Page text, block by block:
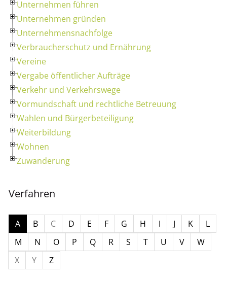
Unternehmen führen
Unternehmen gründen
Unternehmensnachfolge
Verbraucherschutz und Ernährung
Vereine
Vergabe öffentlicher Aufträge
Verkehr und Verkehrswege
Vormundschaft und rechtliche Betreuung
Wahlen und Bürgerbeteiligung
Weiterbildung
Wohnen
Zuwanderung
Verfahren
A B C D E F G H I J K
L
M
N O P Q R S T U V
W
X
Y Z